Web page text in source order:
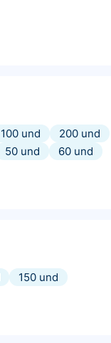
100 und
200 und
50 und
60 und
150 und